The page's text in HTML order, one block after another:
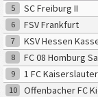
5
SC Freiburg II
6
FSV Frankfurt
7
KSV Hessen
8
FC 08 Homburg
9
1 FC
10
Offenbacher FC